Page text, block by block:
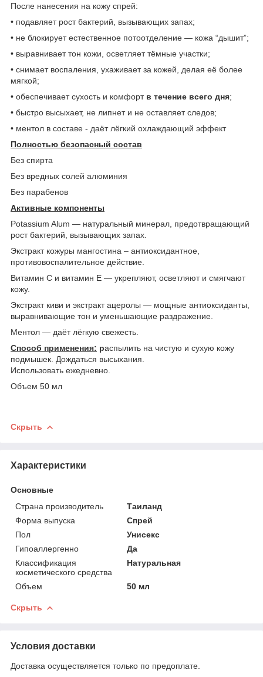
После нанесения на кожу спрей:
• подавляет рост бактерий, вызывающих запах;
• не блокирует естественное потоотделение — кожа “дышит”;
• выравнивает тон кожи, осветляет тёмные участки;
• снимает воспаления, ухаживает за кожей, делая её более
мягкой;
• обеспечивает сухость и комфорт в течение всего дня;
• быстро высыхает, не липнет и не оставляет следов;
• ментол в составе - даёт лёгкий охлаждающий эффект
Полностью безопасный состав
Без спирта
Без вредных солей алюминия
Без парабенов
Активные компоненты
Potassium Alum — натуральный минерал, предотвращающий
рост бактерий, вызывающих запах.
Экстракт кожуры мангостина – антиоксидантное,
противовоспалительное действие.
Витамин C и витамин E — укрепляют, осветляют и смягчают
кожу.
Экстракт киви и экстракт ацеролы — мощные антиоксиданты,
выравнивающие тон и уменьшающие раздражение.
Ментол — даёт лёгкую свежесть.
Способ применения: распылить на чистую и сухую кожу
подмышек. Дождаться высыхания.
Использовать ежедневно.
Объем 50 мл
Скрыть
Характеристики
Основные
Страна производитель
Таиланд
Форма выпуска
Спрей
Пол
Унисекс
Гипоаллергенно
Да
Классификация
косметического средства
Натуральная
Объем 50 мл
Скрыть
Условия доставки
Доставка осуществляется только по предоплате.